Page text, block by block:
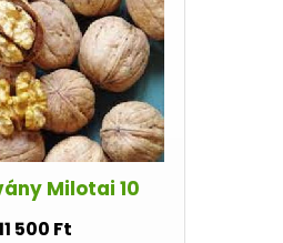
Milotai 10
500 Ft